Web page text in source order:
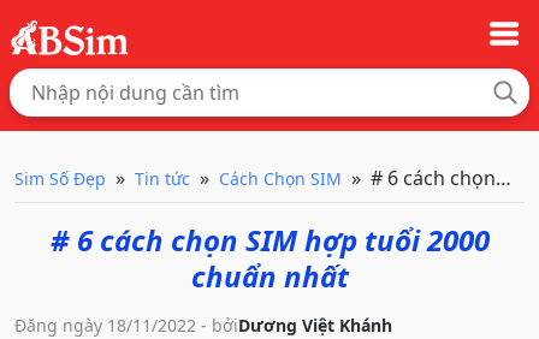
Sim Số Đẹp Tin tức Cách Chọn SIM # 6 cách chọn
# 6 cách chọn SIM hợp tuổi 2000
chuẩn nhất
Đăng ngày 18/11/2022 - bởiDương Việt Khánh